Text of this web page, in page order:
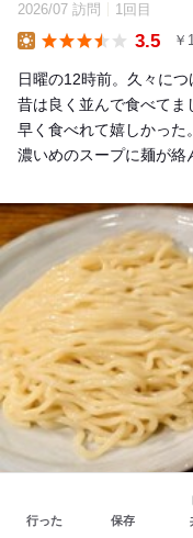
2026/07 訪問 1回目
3.5 ￥
日曜の12時前。久々につ
昔は良く並んで食べて
早く食べれて嬉しかった。
濃いめのスープに麺が絡
行った 保存